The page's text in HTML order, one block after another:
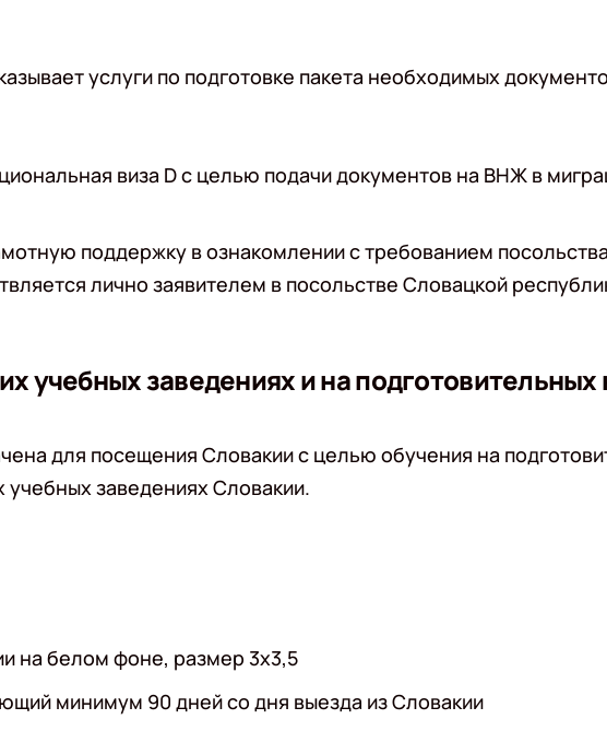
услуги по подготовке пакета необходимых
виза D с целью подачи документов на ВНЖ в
поддержку в ознакомлении с требованием
лично заявителем в посольстве Словацкой
учебных заведениях и на подготовительных
для посещения Словакии с целью обучения на
заведениях Словакии.
на белом фоне, размер 3х3,5
минимум 90 дней со дня выезда из Словакии